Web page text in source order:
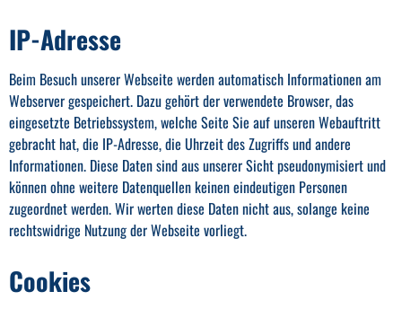
IP-Adresse
Beim Besuch unserer Webseite werden automatisch Informationen am
Webserver gespeichert. Dazu gehört der verwendete Browser, das
eingesetzte Betriebssystem, welche Seite Sie auf unseren Webauftritt
gebracht hat, die IP-Adresse, die Uhrzeit des Zugriffs und andere
Informationen. Diese Daten sind aus unserer Sicht pseudonymisiert und
können ohne weitere Datenquellen keinen eindeutigen Personen
zugeordnet werden. Wir werten diese Daten nicht aus, solange keine
rechtswidrige Nutzung der Webseite vorliegt.
Cookies